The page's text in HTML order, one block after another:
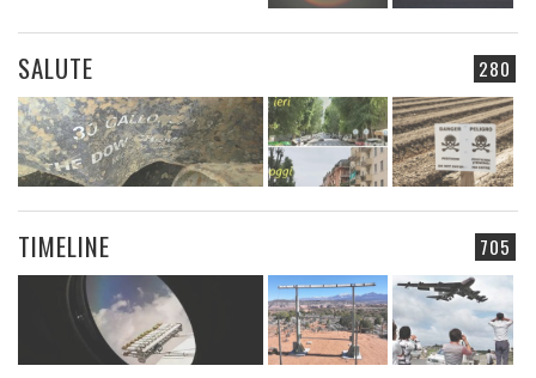
280
SALUTE
705
TIMELINE